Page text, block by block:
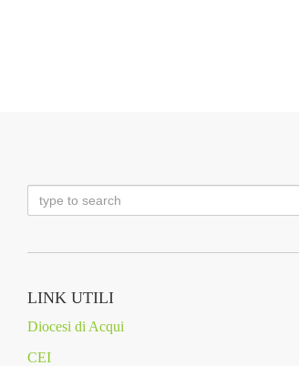
LINK UTILI
Diocesi di Acqui
CEI